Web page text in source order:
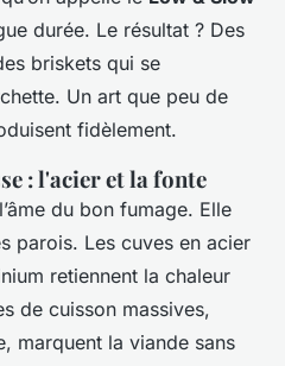
durée. Le résultat ? Des
briskets qui se
Un art que peu de
fidèlement.
: l'acier et la fonte
du bon fumage. Elle
parois. Les cuves en acier
retiennent la chaleur
de cuisson massives,
marquent la viande sans